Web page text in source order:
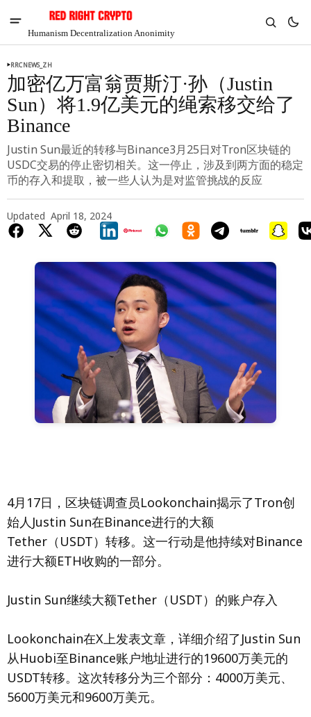
Humanism Decentralization Anonimity
$1.36
-3.58%
RRCNEWS_ZH
加密亿万富翁贾斯汀·孙（Justin
Sun）将1.9亿美元的绳索移交给了
Binance
Justin Sun最近的转移与Binance3月25日对Tron区块链的
USDC交易的停止密切相关。这一停止，涉及到两方面的稳定
币的存入和提取，被一些人认为是对监管挑战的反应
Updated April 18, 2024
4月17日，区块链调查员Lookonchain揭示了Tron创
始人Justin Sun在Binance进行的大额
Tether（USDT）转移。这一行动是他持续对Binance
进行大额ETH收购的一部分。
Justin Sun继续大额Tether（USDT）的账户存入
Lookonchain在X上发表文章，详细介绍了Justin Sun
从Huobi至Binance账户地址进行的19600万美元的
USDT转移。这次转移分为三个部分：4000万美元、
5600万美元和9600万美元。